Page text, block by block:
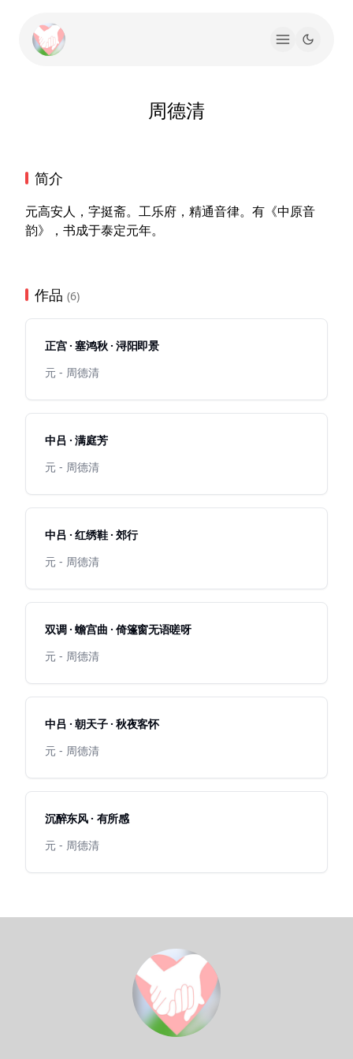
周德清
简介
元高安人，字挺斋。工乐府，精通音律。有《中原音
韵》，书成于泰定元年。
作品 (6)
正宫 · 塞鸿秋 · 浔阳即景
元 - 周德清
中吕 · 满庭芳
元 - 周德清
中吕 · 红绣鞋 · 郊行
元 - 周德清
双调 · 蟾宫曲 · 倚篷窗无语嗟呀
元 - 周德清
中吕 · 朝天子 · 秋夜客怀
元 - 周德清
沉醉东风 · 有所感
元 - 周德清